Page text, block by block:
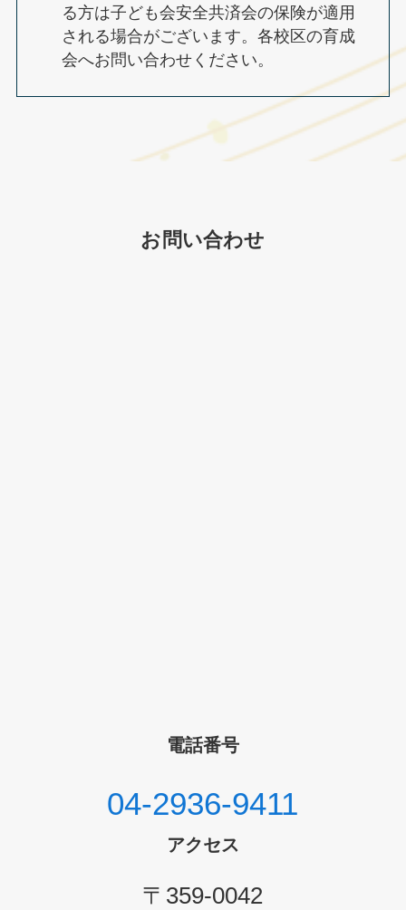
る方は子ども会安全共済会の保険が適用
される場合がございます。各校区の育成
会へお問い合わせください。
お問い合わせ
電話番号
04-2936-9411
アクセス
〒359-0042